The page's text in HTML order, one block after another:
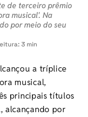
de terceiro prêmio
musical'. Na
por meio do seu
3 min
a tríplice
musical,
principais títulos
alcançando por